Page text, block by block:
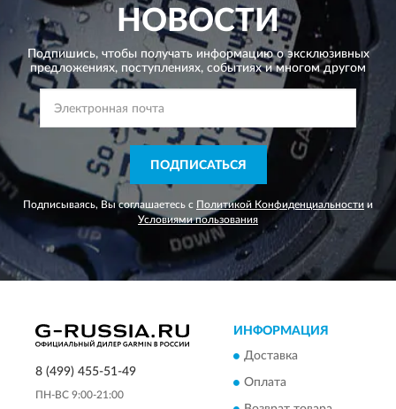
НОВОСТИ
Подпишись, чтобы получать информацию о эксклюзивных
предложениях, поступлениях, событиях и многом другом
ПОДПИСАТЬСЯ
Подписываясь, Вы соглашаетесь с Политикой Конфиденциальности и
Условиями пользования
8 (499) 455-51-49
ПН-ВС 9:00-21:00
ИНФОРМАЦИЯ
Доставка
Оплата